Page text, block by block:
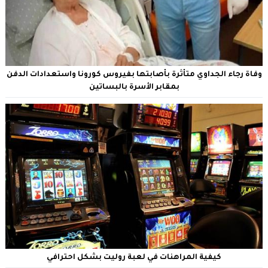
وفاة رجاء الجداوي متأثرة بأصابتها بفيروس كورونا واستعدادات الدفن
بمقابر الأسرة بالبساتين
كيفية المراهنات في لعبة روليت بشكل احترافي